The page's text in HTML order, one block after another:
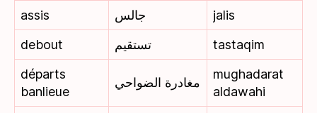
assis
جالس
jalis
debout
تستقيم
tastaqim
départs
banlieue
مغادرة الضواحي
mughadarat
aldawahi